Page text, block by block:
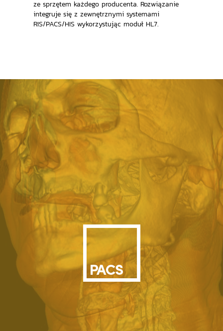
ze sprzętem każdego producenta. Rozwiązanie
integruje się z zewnętrznymi systemami
RIS/PACS/HIS wykorzystując moduł HL7.